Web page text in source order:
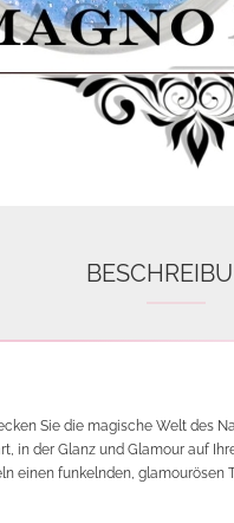
Sie die magische Welt des
in der Glanz und Glamour auf
einen funkelnden, glamourösen